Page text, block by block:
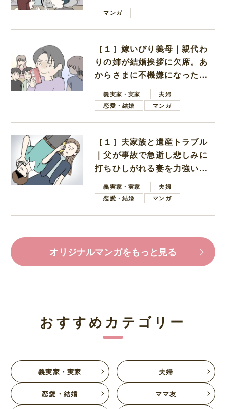
は電車好きの男の子ママ
マンガ
［１］嫁いびり義母｜親代わ
りの姉が結婚挨拶に欠席。あ
からさまに不機嫌になった義
母義実家・実家
夫婦
恋愛・結婚
マンガ
［１］夫家族と遺産トラブル
｜父が事故で急逝し悲しみに
打ちひしがれる妻を力強い言
葉で励ます夫
義実家・実家
夫婦
恋愛・結婚
マンガ
オリジナルマンガをもっと見る
おすすめカテゴリー
義実家・実家 夫婦
恋愛・結婚 ママ友